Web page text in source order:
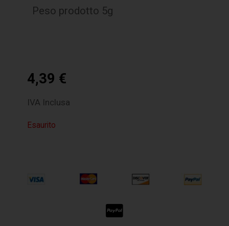
Peso prodotto 5g
4,39 €
IVA Inclusa
Esaurito